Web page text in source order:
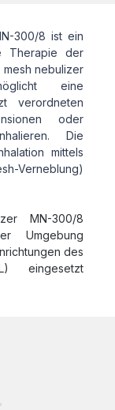
300/8 ist ein
Therapie der
nebulizer
eine
verordneten
oder
Die
mittels
MN-300/8
Umgebung
des
eingesetzt